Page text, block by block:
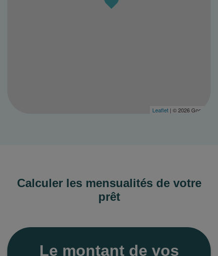
Leaflet | © 2026 Google
Calculer les mensualités de votre
prêt
Le montant de vos